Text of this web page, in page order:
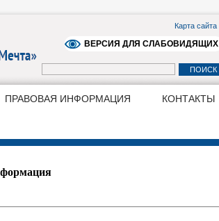
Карта сайта
ВЕРСИЯ ДЛЯ СЛАБОВИДЯЩИХ
ПРАВОВАЯ ИНФОРМАЦИЯ КОНТАКТЫ